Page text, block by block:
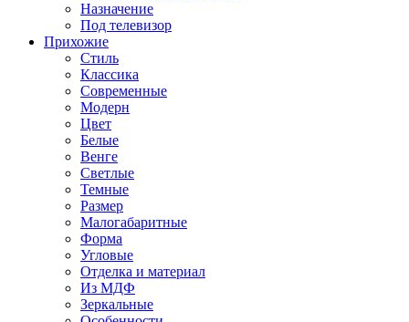
Назначение
Под телевизор
Прихожие
Стиль
Классика
Современные
Модерн
Цвет
Белые
Венге
Светлые
Темные
Размер
Малогабаритные
Форма
Угловые
Отделка и материал
Из МДФ
Зеркальные